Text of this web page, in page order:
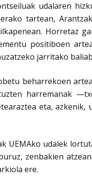
udalaren
tartean,
Horretaz
positiboen
jarritako
beharrekoen
harremanak
eta, azkenik,
UEMAko udalek
zenbakien
ere.